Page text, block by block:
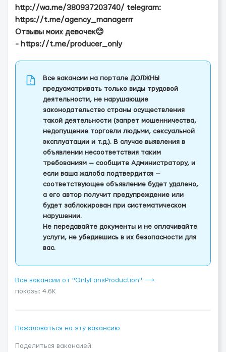
http://wa.me/380937203740/ telegram:
https://t.me/agency_managerrr
Отзывы моих девочек😊
- https://t.me/producer_only
Все вакансии на портале ДОЛЖНЫ
предусматривать только виды трудовой
деятельности, не нарушающие
законодательство страны осуществления
такой деятельности (запрет мошенничества,
недопущение торговли людьми, сексуальной
эксплуатации и т.д.). В случае выявления в
объявлении несоответствия таким
требованиям — сообщите Администратору, и
если ваша жалоба подтвердится —
соответствующее объявление будет удалено,
а его автор получит предупреждение или
будет заблокирован при систематическом
нарушении.
Не передавайте документы и не оплачивайте
услуги, не убедившись в их безопасности для
вас.
Все вакансии от "OnlyFansProduction" ⟶
показы: 4.6K
Пожаловаться на эту вакансию
Поделиться вакансией: